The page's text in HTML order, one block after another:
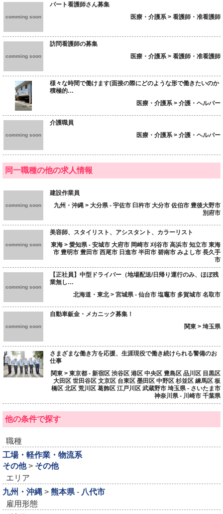
comming soon
パート看護師さん募集
医療・介護系 > 看護師・准看護師
comming soon
訪問看護師の募集
医療・介護系 > 看護師・准看護師
様々な時間で働けます(面接の際にどのような形で働きたいのか
積極的…
医療・介護系 > 介護・ヘルパー
comming soon
介護職員
医療・介護系 > 介護・ヘルパー
同一職種の他の求人情報
comming soon
建設作業員
九州・沖縄 > 大分県 - 宇佐市 臼杵市 大分市 佐伯市 豊後大野市
別府市
comming soon
美容師、スタイリスト、アシスタント、カラーリスト
東海 > 愛知県 - 安城市 大府市 岡崎市 刈谷市 高浜市 知立市 東海
市 豊明市 豊田市 西尾市 日進市 半田市 碧南市 みよし市 長久手
市
comming soon
【正社員】中型ドライバー（地場配送/日帰り運行のみ、ほぼ残
業無し…
北海道・東北 > 宮城県 - 仙台市 塩竈市 多賀城市 名取市
comming soon
自動車鈑金・メカニック募集！
関東 > 埼玉県
さまざまな働き方を応援、生涯現役で働き続けられる警備のお
仕事
関東 > 東京都 - 新宿区 渋谷区 港区 中央区 豊島区 品川区 目黒区
大田区 世田谷区 文京区 台東区 墨田区 中野区 杉並区 練馬区 板
橋区 北区 荒川区 葛飾区 江戸川区 武蔵野市 埼玉県 - さいたま市
神奈川県 - 川崎市 千葉県
他の条件で探す
職種
工場・軽作業・物流系
その他> その他
エリア
九州・沖縄 > 熊本県 - 八代市
雇用形態